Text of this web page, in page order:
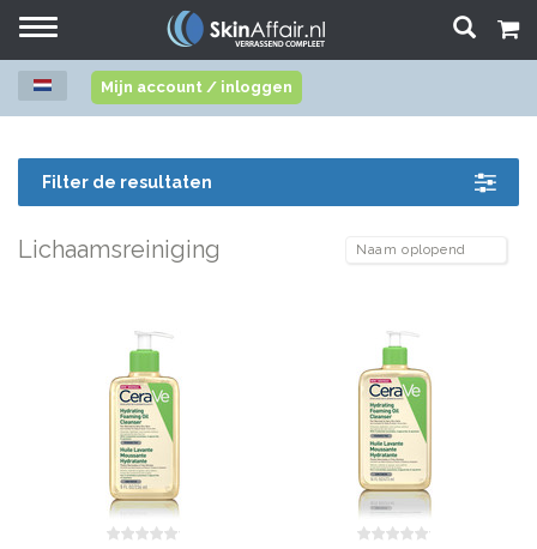
Toggle
Mijn account / inloggen
Filter de resultaten
Lichaamsreiniging